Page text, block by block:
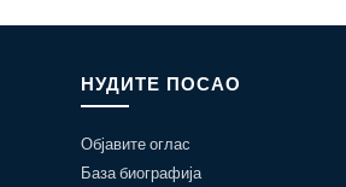
НУДИТЕ ПОСАО
Објавите оглас
База биографија